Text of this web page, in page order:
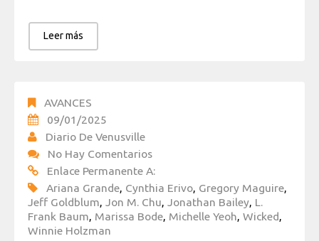
Leer más
AVANCES
09/01/2025
Diario De Venusville
No Hay Comentarios
Enlace Permanente A:
Ariana Grande, Cynthia Erivo, Gregory Maguire,
Jeff Goldblum, Jon M. Chu, Jonathan Bailey, L.
Frank Baum, Marissa Bode, Michelle Yeoh, Wicked,
Winnie Holzman